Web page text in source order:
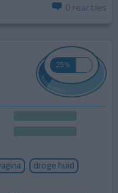
0 reacties
droge huid